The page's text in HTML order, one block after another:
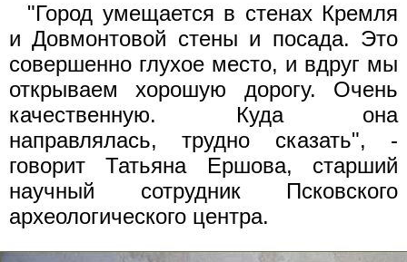
"Город умещается в стенах Кремля
и Довмонтовой стены и посада. Это
совершенно глухое место, и вдруг мы
открываем хорошую дорогу. Очень
качественную. Куда она
направлялась, трудно сказать", -
говорит Татьяна Ершова, старший
научный сотрудник Псковского
археологического центра.